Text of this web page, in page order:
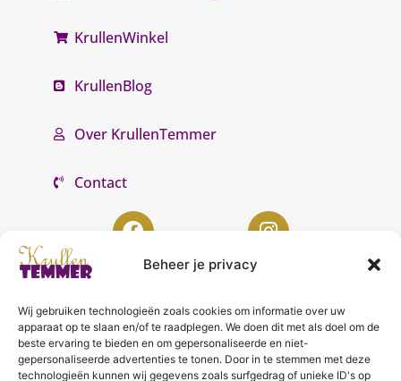
Beheer je privacy
Wij gebruiken technologieën zoals cookies om informatie over uw
apparaat op te slaan en/of te raadplegen. We doen dit met als doel om de
beste ervaring te bieden en om gepersonaliseerde en niet-
gepersonaliseerde advertenties te tonen. Door in te stemmen met deze
technologieën kunnen wij gegevens zoals surfgedrag of unieke ID's op
KrullenWinkel
KrullenBlog
Over KrullenTemmer
Contact
KrullenTemmer Lelystad
Punter 10 02